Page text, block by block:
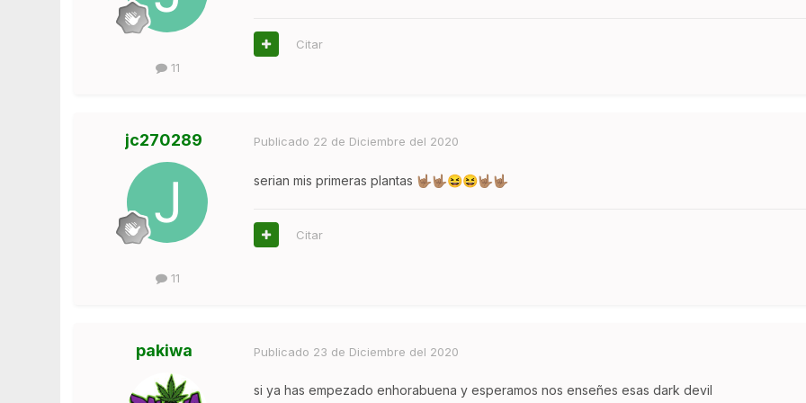
11
Citar
jc270289
11
Publicado 22 de Diciembre del 2020
serian mis primeras plantas 🤟🏽🤟🏽😆😆🤟🏽🤟🏽
Citar
pakiwa Publicado 23 de Diciembre del 2020
si ya has empezado enhorabuena y esperamos nos enseñes esas dark devil